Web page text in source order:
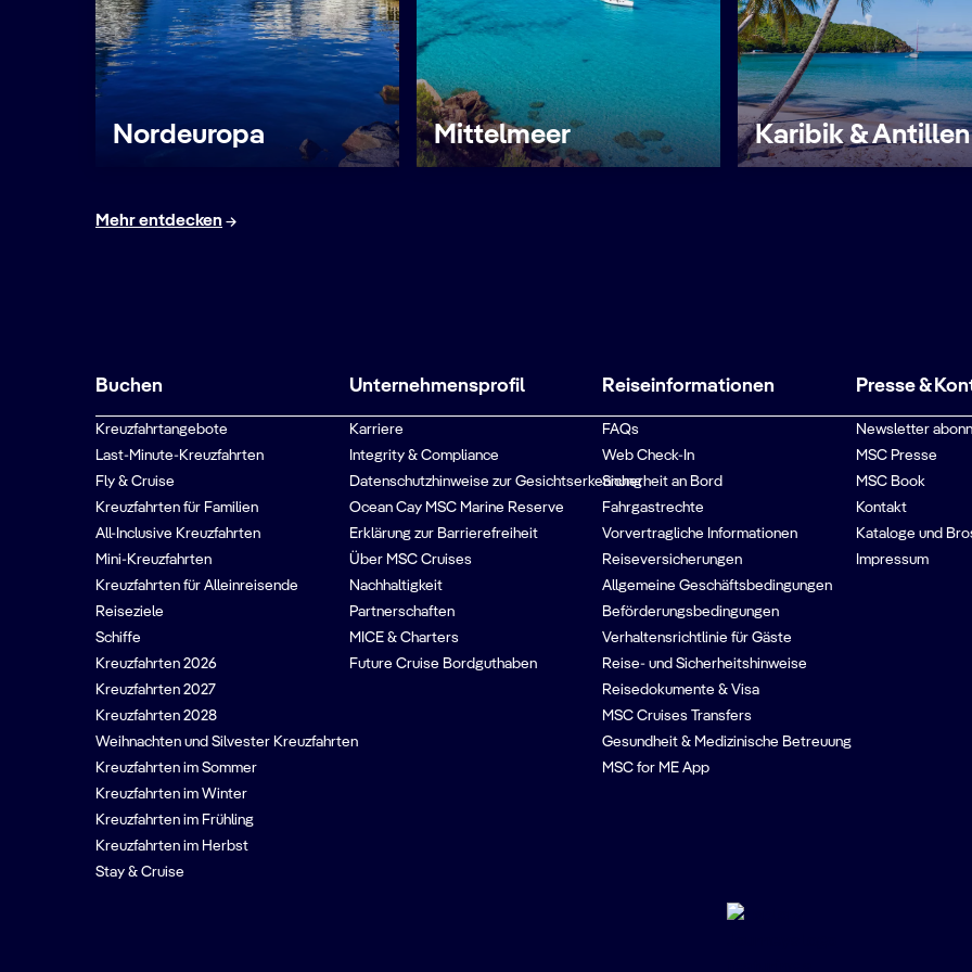
Nordeuropa Mittelmeer Karibik & Antillen
Mehr entdecken
Buchen
Kreuzfahrtangebote
Last-Minute-Kreuzfahrten
Fly & Cruise
Kreuzfahrten für Familien
All-Inclusive Kreuzfahrten
Mini-Kreuzfahrten
Kreuzfahrten für Alleinreisende
Reiseziele
Schiffe
Kreuzfahrten 2026
Kreuzfahrten 2027
Kreuzfahrten 2028
Weihnachten und Silvester Kreuzfahrten
Kreuzfahrten im Sommer
Kreuzfahrten im Winter
Kreuzfahrten im Frühling
Kreuzfahrten im Herbst
Stay & Cruise
Unternehmensprofil
Karriere
Integrity & Compliance
Datenschutzhinweise zur Gesichtserkennung
Ocean Cay MSC Marine Reserve
Erklärung zur Barrierefreiheit
Über MSC Cruises
Nachhaltigkeit
Partnerschaften
MICE & Charters
Future Cruise Bordguthaben
Reiseinformationen
FAQs
Web Check-In
Sicherheit an Bord
Fahrgastrechte
Vorvertragliche Informationen
Reiseversicherungen
Allgemeine Geschäftsbedingungen
Beförderungsbedingungen
Verhaltensrichtlinie für Gäste
Reise- und Sicherheitshinweise
Reisedokumente & Visa
MSC Cruises Transfers
Gesundheit & Medizinische Betreuung
MSC for ME App
Presse &
Newsletter
MSC Presse
MSC Book
Kontakt
Kataloge und
Impressum